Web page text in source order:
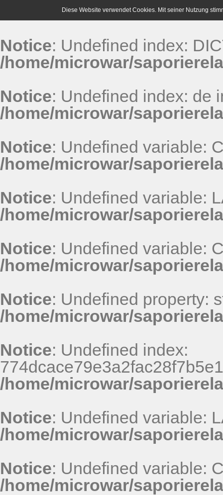
Notice: Undefined index:
/home/microwar/
Notice: Undefined index: de
/home/microwar/
Notice: Undefined variable:
/home/microwar/
Notice: Undefined variable:
/home/microwar/
Notice: Undefined variable:
/home/microwar/
Notice: Undefined property:
/home/microwar/
Notice: Undefined index:
/home/microwar/
Notice: Undefined variable:
/home/microwar/
Notice: Undefined variable:
/home/microwar/
Diese Website verwendet Cookies. Mit seiner Nutzung